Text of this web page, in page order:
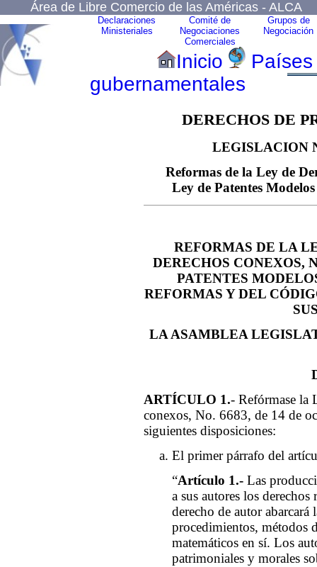
Área de Libre Comercio de las Américas - ALCA
Declaraciones
Ministeriales
Comité de
Negociaciones
Comerciales
Grupos de
Negociación
Inicio
Países
gubernamentales
DERECHOS DE
LEGISLACION
Reformas de la Ley de
Ley de Patentes
REFORMAS DE LA
DERECHOS CONEXOS,
PATENTES
REFORMAS Y DEL
LA ASAMBLEA
ARTÍCULO 1.- Refórmase la
conexos, No. 6683, de 14 de
siguientes disposiciones:
El primer párrafo del
“Artículo 1.- Las
a sus autores los
derecho de autor abarcará
procedimientos, métodos
matemáticos en sí. Los
patrimoniales y morales